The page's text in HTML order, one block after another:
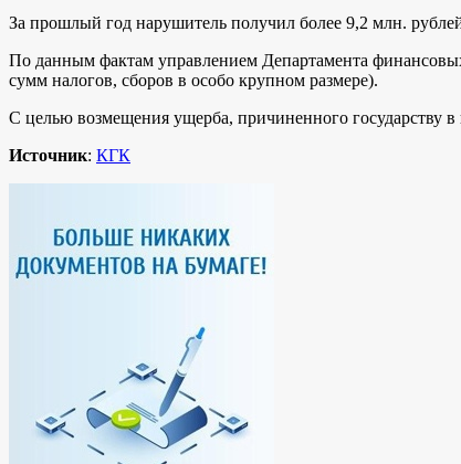
За прошлый год нарушитель получил более 9,2 млн.
По данным фактам управлением Департамента
сумм налогов, сборов в особо крупном размере).
С целью возмещения ущерба, причиненного государству
Источник: КГК